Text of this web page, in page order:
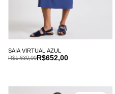
SAIA VIRTUAL AZUL
R$652,00
R$1.630,00